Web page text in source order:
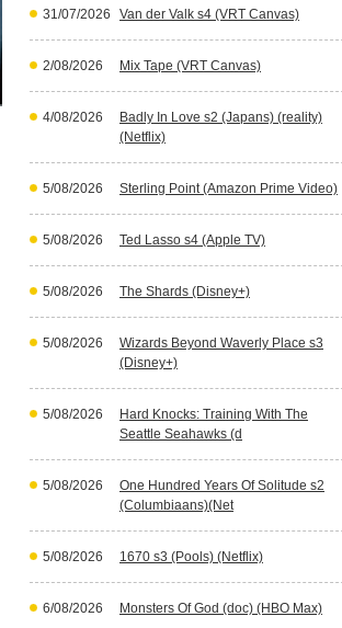
31/07/2026 Van der Valk s4 (VRT Canvas)
2/08/2026 Mix Tape (VRT Canvas)
4/08/2026
Badly In Love s2 (Japans) (reality)
(Netflix)
5/08/2026 Sterling Point (Amazon Prime Video)
5/08/2026 Ted Lasso s4 (Apple TV)
5/08/2026 The Shards (Disney+)
5/08/2026
Wizards Beyond Waverly Place s3
(Disney+)
5/08/2026
Hard Knocks: Training With The
Seattle Seahawks (d
5/08/2026
One Hundred Years Of Solitude s2
(Columbiaans)(Net
5/08/2026 1670 s3 (Pools) (Netflix)
6/08/2026 Monsters Of God (doc) (HBO Max)